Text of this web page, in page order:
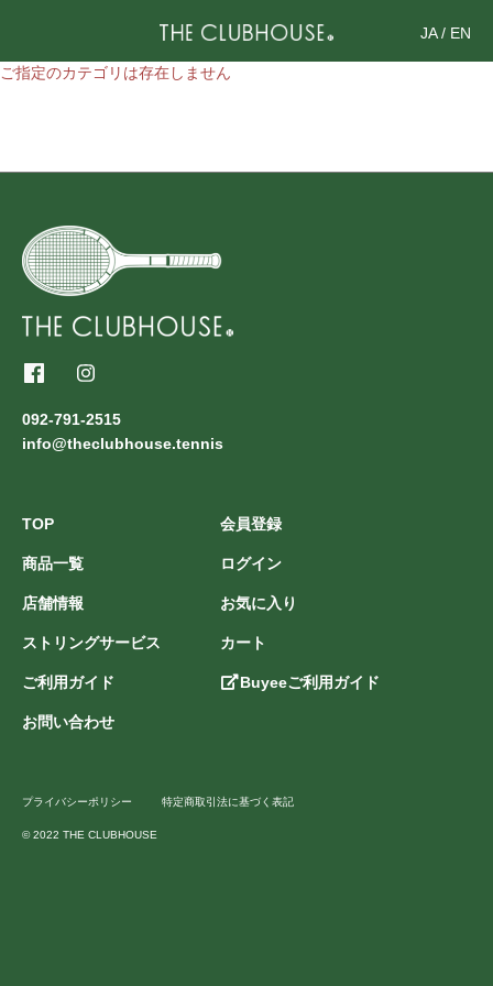
JA/ EN
ご指定のカテゴリは存在しません
092-791-2515
info@theclubhouse.tennis
TOP
商品一覧
店舗情報
ストリングサービス
ご利用ガイド
お問い合わせ
会員登録
ログイン
お気に入り
カート
Buyeeご利用ガイド
プライバシーポリシー 特定商取引法に基づく表記
© 2022 THE CLUBHOUSE